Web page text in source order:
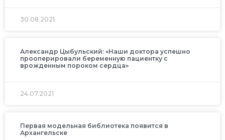
30.08.2021
Александр Цыбульский: «Наши доктора успешно
прооперировали беременную пациентку с
врожденным пороком сердца»
24.07.2021
Первая модельная библиотека появится в
Архангельске